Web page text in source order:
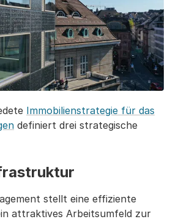
Immobilienstrategie für das
definiert drei strategische
stellt eine effiziente
attraktives Arbeitsumfeld zur